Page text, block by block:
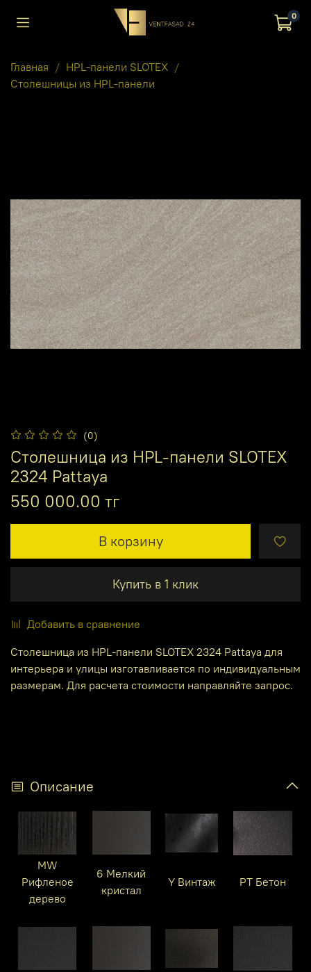
0
Главная
HPL-панели SLOTEX
Столешницы из HPL-панели
(0)
Столешница из HPL-панели SLOTEX
2324 Pattaya
550 000.00 тг
В корзину
Купить в 1 клик
Добавить в сравнение
Столешница из HPL-панели SLOTEX 2324 Pattaya для
интерьера и улицы изготавливается по индивидуальным
размерам. Для расчета стоимости направляйте запрос.
Описание
MW
Рифленое
дерево
6 Мелкий
кристал
Y Винтаж PT Бетон